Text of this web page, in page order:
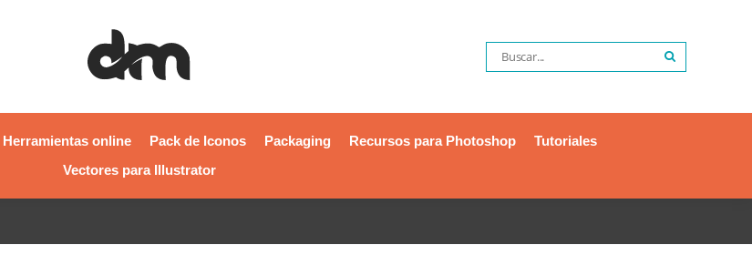
Herramientas online Pack de Iconos Packaging Recursos para Photoshop
Tutoriales
Vectores para Illustrator